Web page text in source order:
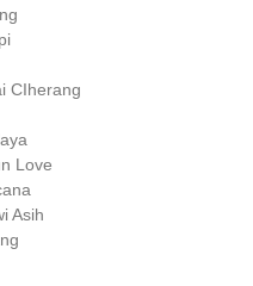
CIherang
Love
Asih